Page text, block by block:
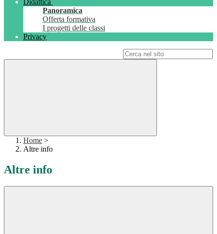
Didattica
Panoramica
Offerta formativa
I progetti delle classi
Privacy
Home >
Altre info
Altre info